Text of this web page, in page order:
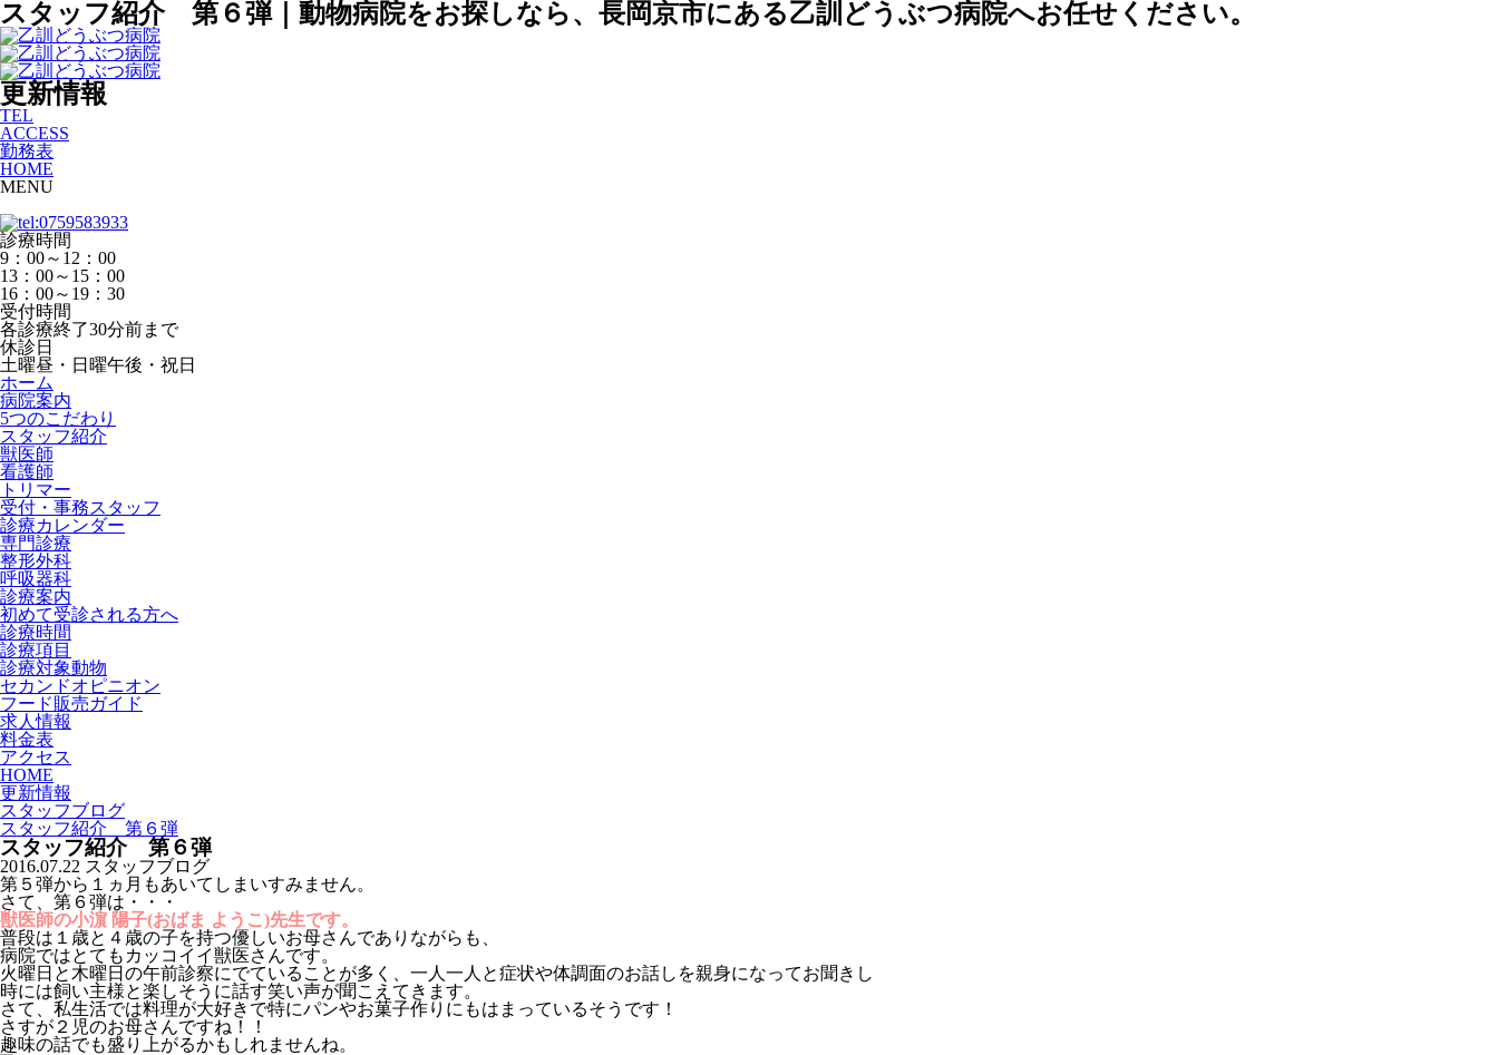
スタッフ紹介 第６弾｜動物病院をお探しなら、長岡京市にある乙訓どうぶつ病院へお任せください。
更新情報
TEL
ACCESS
勤務表
HOME
MENU
診療時間
9：00～12：00
13：00～15：00
16：00～19：30
受付時間
各診療終了30分前まで
休診日
土曜昼・日曜午後・祝日
ホーム
病院案内
5つのこだわり
スタッフ紹介
獣医師
看護師
トリマー
受付・事務スタッフ
診療カレンダー
専門診療
整形外科
呼吸器科
診療案内
初めて受診される方へ
診療時間
診療項目
診療対象動物
セカンドオピニオン
フード販売ガイド
求人情報
料金表
アクセス
HOME
更新情報
スタッフブログ
スタッフ紹介 第６弾
スタッフ紹介 第６弾
2016.07.22 スタッフブログ
第５弾から１ヵ月もあいてしまいすみません。
さて、第６弾は・・・
獣医師の小濵 陽子(おばま ようこ)先生です。
普段は１歳と４歳の子を持つ優しいお母さんでありながらも、
病院ではとてもカッコイイ獣医さんです。
火曜日と木曜日の午前診察にでていることが多く、一人一人と症状や体調面のお話しを親身になってお聞きし
時には飼い主様と楽しそうに話す笑い声が聞こえてきます。
さて、私生活では料理が大好きで特にパンやお菓子作りにもはまっているそうです！
さすが２児のお母さんですね！！
趣味の話でも盛り上がるかもしれませんね。